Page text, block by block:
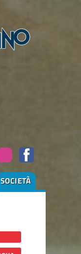
SOCIETÀ